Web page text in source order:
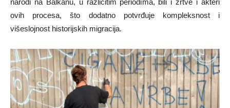
ovih procesa, što dodatno potvrđuje kompleksnost i
višeslojnost historijskih migracija.